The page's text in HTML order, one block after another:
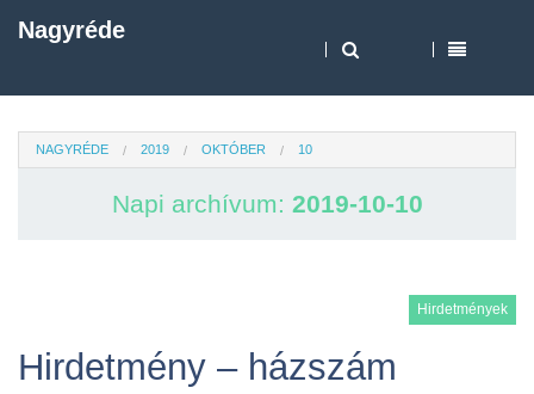
Nagyréde
NAGYRÉDE 2019 OKTÓBER 10
Napi archívum: 2019-10-10
Hirdetmények
Hirdetmény – házszám